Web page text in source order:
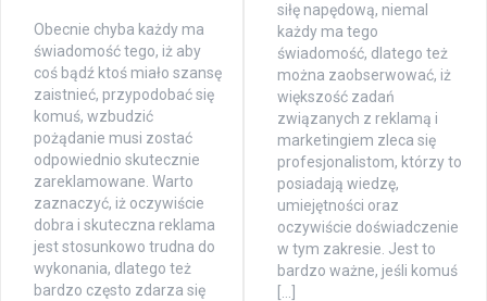
siłę napędową, niemal
każdy ma tego
świadomość, dlatego też
można zaobserwować, iż
większość zadań
związanych z reklamą i
marketingiem zleca się
profesjonalistom, którzy to
posiadają wiedzę,
umiejętności oraz
oczywiście doświadczenie
w tym zakresie. Jest to
bardzo ważne, jeśli komuś
Obecnie chyba każdy ma
świadomość tego, iż aby
coś bądź ktoś miało szansę
zaistnieć, przypodobać się
komuś, wzbudzić
pożądanie musi zostać
odpowiednio skutecznie
zareklamowane. Warto
zaznaczyć, iż oczywiście
dobra i skuteczna reklama
jest stosunkowo trudna do
wykonania, dlatego też
bardzo często zdarza się